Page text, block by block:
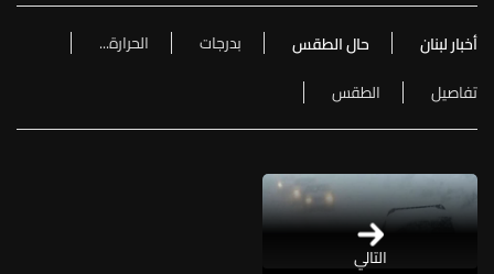
أخبار لبنان حال الطقس بدرجات
الحرارة...
تفاصيل
الطقس
التالي